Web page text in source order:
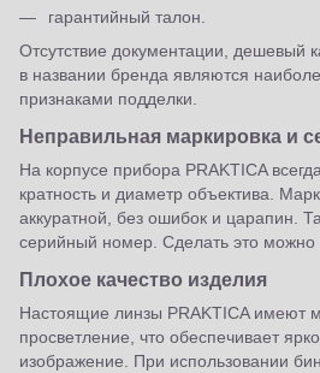
гарантийный талон.
Отсутствие документации, дешевый
в названии бренда являются
признаками подделки.
Неправильная маркировка и
На корпусе прибора PRAKTICA
кратность и диаметр объектива.
аккуратной, без ошибок и царапин.
серийный номер. Сделать это можно
Плохое качество изделия
Настоящие линзы PRAKTICA имеют
просветление, что обеспечивает
изображение. При использовании